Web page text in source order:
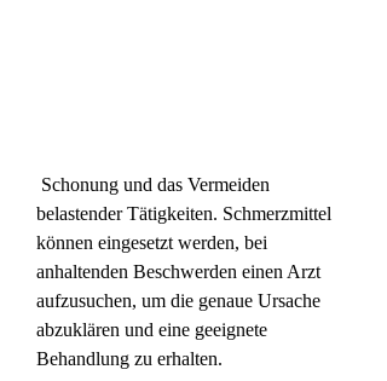
belastender Tätigkeiten. Schmerzmittel
können eingesetzt werden, bei
anhaltenden Beschwerden einen Arzt
aufzusuchen, um die genaue Ursache
abzuklären und eine geeignete
Behandlung zu erhalten.